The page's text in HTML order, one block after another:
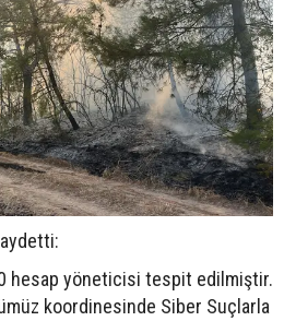
hesap yöneticisi tespit edilmiştir.
koordinesinde Siber Suçlarla